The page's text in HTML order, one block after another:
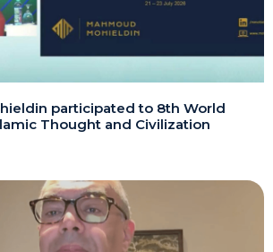
participated to 8th World
Thought and Civilization